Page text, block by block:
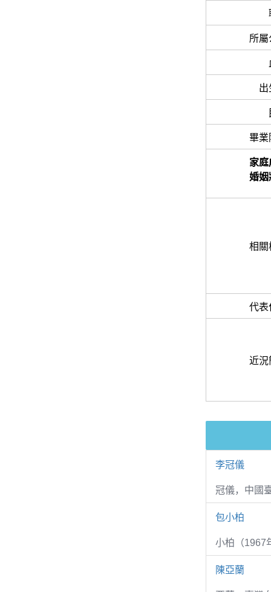
所屬
出
畢業
家庭
婚姻
相關
代表
近況
李冠儀
冠儀，中國
包小柏
小柏（1967
陳亞蘭